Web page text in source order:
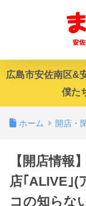
広島市安佐南区&
僕た
ホーム 開店・
【開店情報
店｢ALIVE｣(
コの知らな